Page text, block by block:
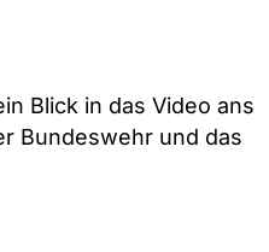
Blick in das Video ans
Bundeswehr und das